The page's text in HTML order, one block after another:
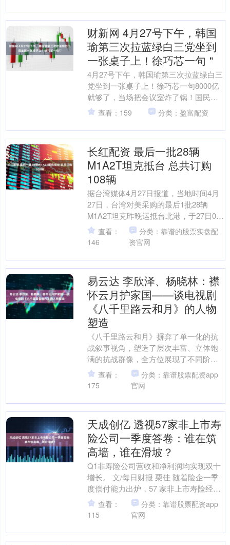
财新网 4月27号下午，韩国
瑜第三次拉蓝绿白三党坐到
一张桌子上！徐巧芯一句＂
4月27号下午，韩国瑜第三次拉蓝绿白三
党坐到一张桌子上！徐巧芯一句8000亿
就够了，当场把会议室炸了锅！国民党
党团代表撂下硬话回家请示，韩国瑜挥
手散会改约5月6....
查看：159 分类：盈富配资
长红配资 最后一批28辆
M1A2T坦克抵台 总共订购
108辆
据台湾媒体4月27日报道，当地时间4月
27日，台湾对美采购的最后1批28辆
M1A2T坦克昨晚运抵台北港，于27日0时
10分起由民间大型拖板车运载驶离台北
港，转运....
查看：
146
分类：靠谱的股票实盘配
资官网
易云达 李欣泽、杨晓林：襟
怀云月护家国——谈电视剧
《八千里路云和月》的人物
塑造
《八千里路云和月》摒弃了单一化的抗
战叙事视角，塑造了层次丰富、立体饱
满的抗战群像，全方位展现了不同阶层
的国人的坚守与抉择。 电视剧《八千里
路云和月》以淞沪会战至....
查看：
175
分类：靠谱股票配资app
官网
天成创亿 透视57家非上市寿
险公司一季度答卷：谁在筑
高墙，谁在滑坡？
Q1非寿险公司营收和净利润均实现双十
增长。 文/每日财报 栗佳 随着险企一季
度偿付能力出炉，57 家非上市寿险经营
状况明朗，行业保费与盈利显著复苏，
同时呈现明显....
查看：
115
分类：靠谱股票配资app
官网